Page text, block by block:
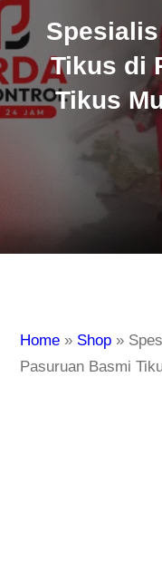
Tikus di
Tikus
Home » Shop »
Pasuruan Basmi